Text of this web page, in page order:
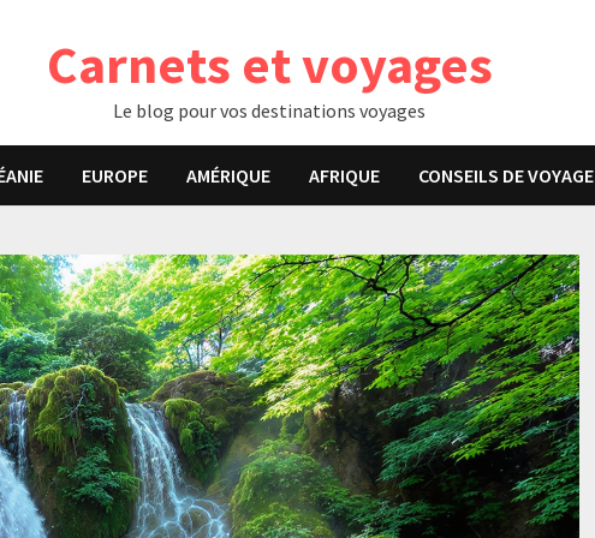
Carnets et voyages
Le blog pour vos destinations voyages
EUROPE AMÉRIQUE AFRIQUE CONSEILS DE VOYAGE